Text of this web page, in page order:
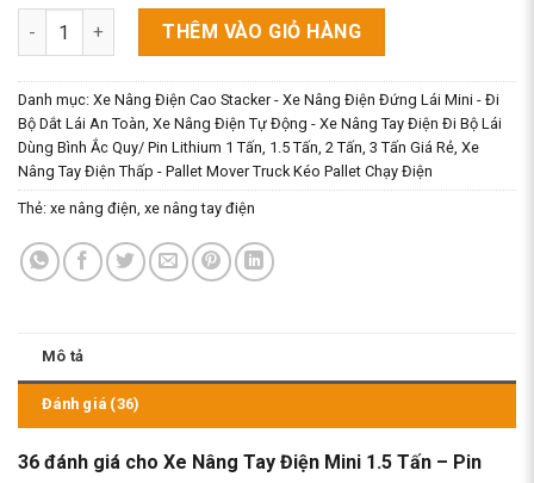
Xe Nâng Tay Điện Mini 1.5 Tấn – Pin Lithium Sạc Nhanh &
THÊM VÀO GIỎ HÀNG
Danh mục: Xe Nâng Điện Cao Stacker - Xe Nâng Điện Đứng Lái Mini - Đi
Bộ Dắt Lái An Toàn, Xe Nâng Điện Tự Động - Xe Nâng Tay Điện Đi Bộ Lái
Dùng Bình Ắc Quy/ Pin Lithium 1 Tấn, 1.5 Tấn, 2 Tấn, 3 Tấn Giá Rẻ, Xe
Nâng Tay Điện Thấp - Pallet Mover Truck Kéo Pallet Chạy Điện
Thẻ: xe nâng điện, xe nâng tay điện
Mô tả
Đánh giá (36)
36 đánh giá cho Xe Nâng Tay Điện Mini 1.5 Tấn – Pin